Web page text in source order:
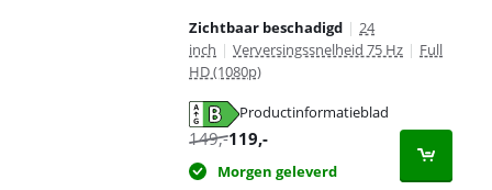
Zichtbaar beschadigd | 24
inch | Verversingssnelheid 75 Hz | Full
HD (1080p)
Productinformatieblad
149,-119,-
Morgen geleverd